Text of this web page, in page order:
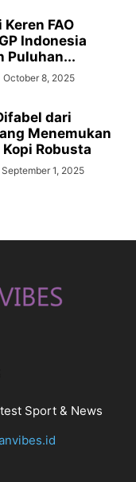
FAO
Indonesia
Puluhan...
October 8, 2025
dari
Menemukan
Robusta
September 1, 2025
Sport & News